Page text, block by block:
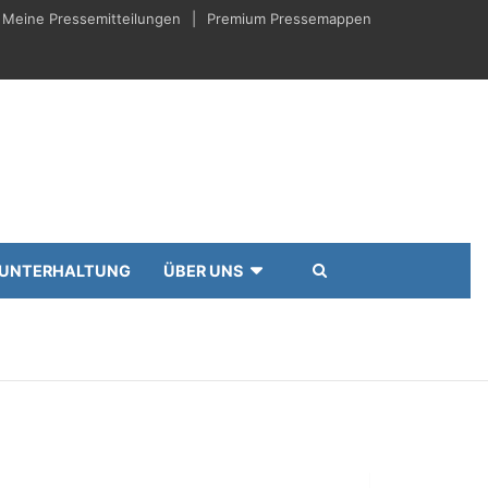
Meine Pressemitteilungen Premium Pressemappen
UNTERHALTUNG ÜBER UNS